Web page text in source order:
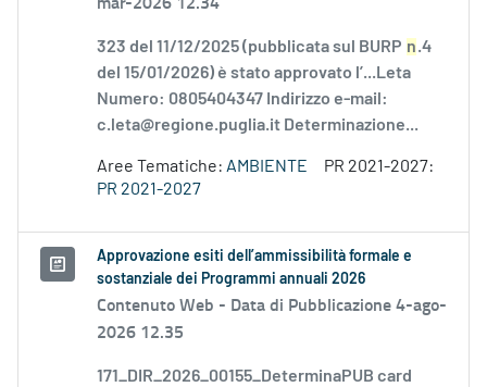
323 del 11/12/2025 (pubblicata sul BURP n.4
del 15/01/2026) è stato approvato l’...Leta
Numero: 0805404347 Indirizzo e-mail:
c.leta@regione.puglia.it Determinazione...
Aree Tematiche: AMBIENTE
PR 2021-2027:
PR 2021-2027
Approvazione esiti dell’ammissibilità formale e
sostanziale dei Programmi annuali 2026
Contenuto Web - Data di Pubblicazione 4-ago-
2026 12.35
171_DIR_2026_00155_DeterminaPUB card